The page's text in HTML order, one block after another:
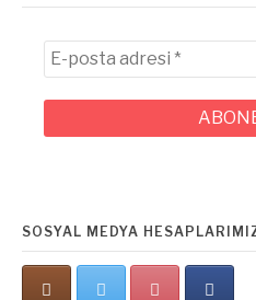
E-
posta
adresi
SOSYAL MEDYA